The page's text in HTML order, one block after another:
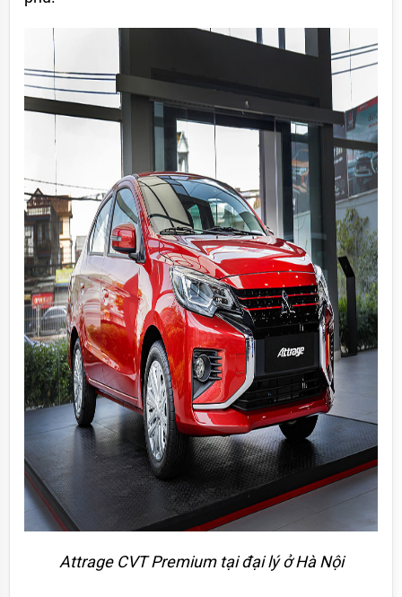
Attrage CVT Premium tại đại lý ở Hà Nội